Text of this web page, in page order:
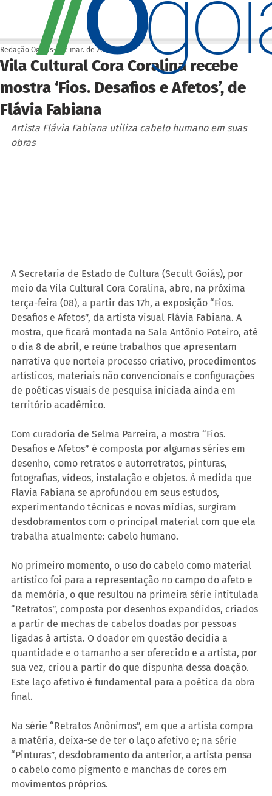
Vila Cultural Cora Coralina recebe
mostra ‘Fios. Desafios e Afetos’, de
Flávia Fabiana
Redação Ogoiás 7 de mar. de 2022
Artista Flávia Fabiana utiliza cabelo humano em suas
obras
A Secretaria de Estado de Cultura (Secult Goiás), por
meio da Vila Cultural Cora Coralina, abre, na próxima
terça-feira (08), a partir das 17h, a exposição “Fios.
Desafios e Afetos”, da artista visual Flávia Fabiana. A
mostra, que ficará montada na Sala Antônio Poteiro, até
o dia 8 de abril, e reúne trabalhos que apresentam
narrativa que norteia processo criativo, procedimentos
artísticos, materiais não convencionais e configurações
de poéticas visuais de pesquisa iniciada ainda em
território acadêmico.
Com curadoria de Selma Parreira, a mostra “Fios.
Desafios e Afetos” é composta por algumas séries em
desenho, como retratos e autorretratos, pinturas,
fotografias, vídeos, instalação e objetos. À medida que
Flavia Fabiana se aprofundou em seus estudos,
experimentando técnicas e novas mídias, surgiram
desdobramentos com o principal material com que ela
trabalha atualmente: cabelo humano.
No primeiro momento, o uso do cabelo como material
artístico foi para a representação no campo do afeto e
da memória, o que resultou na primeira série intitulada
“Retratos”, composta por desenhos expandidos, criados
a partir de mechas de cabelos doadas por pessoas
ligadas à artista. O doador em questão decidia a
quantidade e o tamanho a ser oferecido e a artista, por
sua vez, criou a partir do que dispunha dessa doação.
Este laço afetivo é fundamental para a poética da obra
final.
Na série “Retratos Anônimos”, em que a artista compra
a matéria, deixa-se de ter o laço afetivo e; na série
“Pinturas”, desdobramento da anterior, a artista pensa
o cabelo como pigmento e manchas de cores em
movimentos próprios.